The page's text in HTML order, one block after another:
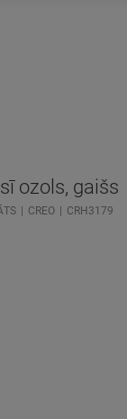
ozols, gaišs
CREO CRH3179